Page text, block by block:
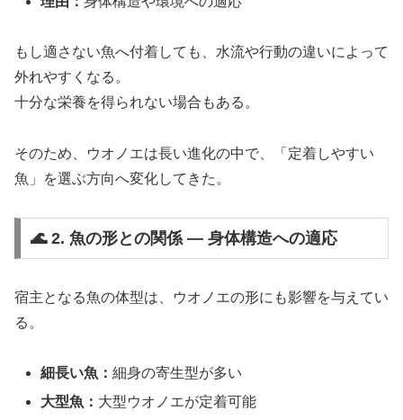
もし適さない魚へ付着しても、水流や行動の違いによって
外れやすくなる。
十分な栄養を得られない場合もある。
そのため、ウオノエは長い進化の中で、「定着しやすい
魚」を選ぶ方向へ変化してきた。
🌊 2. 魚の形との関係 ― 身体構造への適応
宿主となる魚の体型は、ウオノエの形にも影響を与えてい
る。
細長い魚：細身の寄生型が多い
大型魚： 大型ウオノエが定着可能